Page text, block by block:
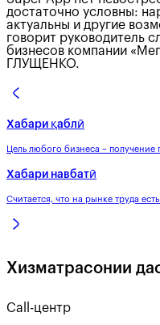
достаточно условны:
актуальны и другие
говорит руководитель
бизнесов компании
ГЛУЩЕНКО.
Хабари қаблӣ
Цель любого бизнеса –
Хабари навбатӣ
Считается, что на рынке труда
Хизматрасонии
Call-центр